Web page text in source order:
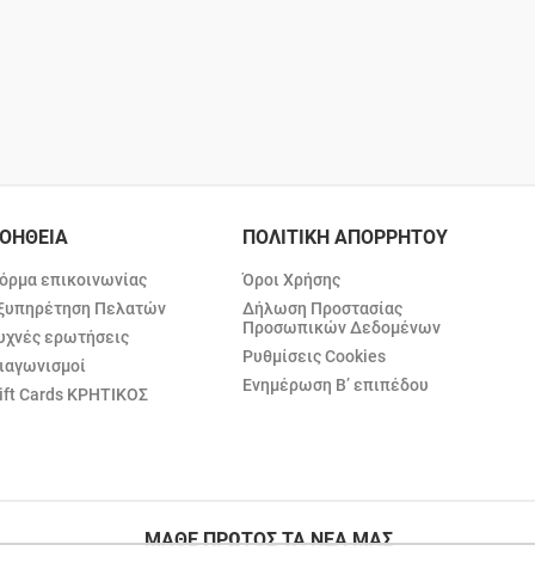
επικοινωνίας
Πελατών
ερωτήσεις
Cards ΚΡΗΤΙΚΟΣ
ΠΟΛΙΤΙΚΗ ΑΠΟΡΡΗΤΟΥ
Όροι Χρήσης
Δήλωση Προστασίας
Προσωπικών Δεδομένων
Ρυθμίσεις Cookies
Ενημέρωση Β’ επιπέδου
ΜΑΘΕ ΠΡΩΤΟΣ ΤΑ ΝΕΑ ΜΑΣ